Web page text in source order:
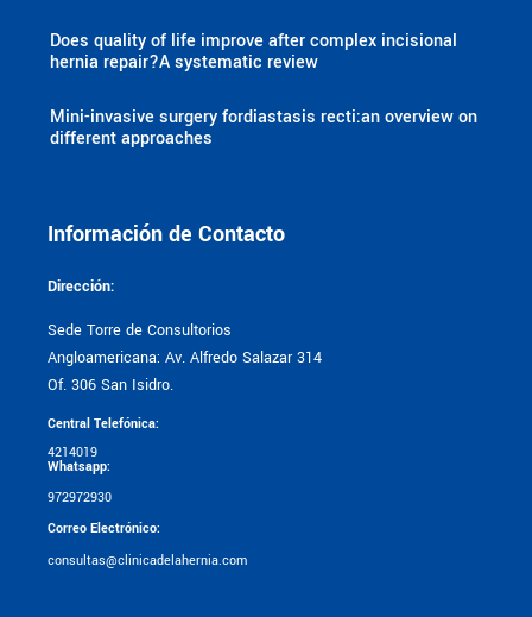
Información de Contacto
Dirección:
Sede Torre de Consultorios
Angloamericana: Av. Alfredo Salazar 314
Of. 306 San Isidro.
Central Telefónica:
4214019
Whatsapp:
972972930
Correo Electrónico:
consultas@clinicadelahernia.com
Does quality of life improve after complex incisional
hernia repair?A systematic review
Mini-invasive surgery fordiastasis recti:an overview on
different approaches